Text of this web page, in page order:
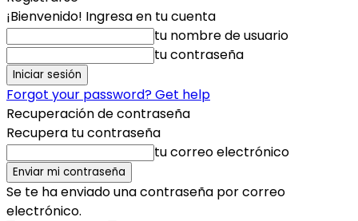
¡Bienvenido! Ingresa en tu cuenta
tu nombre de usuario
tu contraseña
Forgot your password? Get help
Recuperación de contraseña
Recupera tu contraseña
tu correo electrónico
Se te ha enviado una contraseña por correo
electrónico.